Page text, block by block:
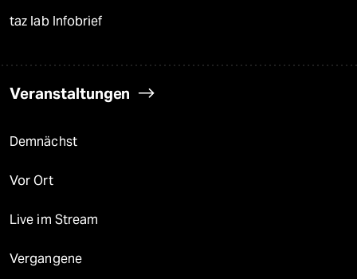
taz lab Infobrief
Veranstaltungen
Demnächst
Vor Ort
Live im Stream
Vergangene